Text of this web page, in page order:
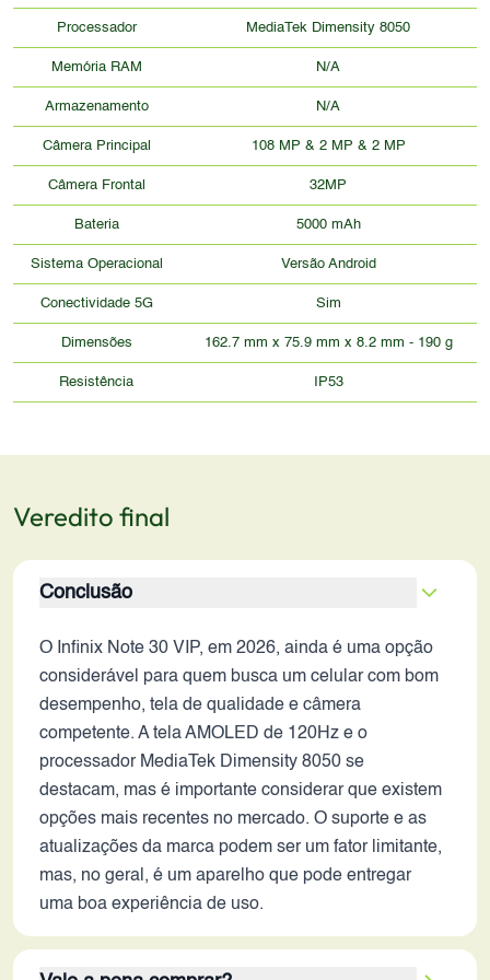
Processador MediaTek Dimensity 8050
Memória RAM N/A
Armazenamento N/A
Câmera Principal 108 MP & 2 MP & 2 MP
Câmera Frontal 32MP
Bateria 5000 mAh
Sistema Operacional Versão Android
Conectividade 5G Sim
Dimensões 162.7 mm x 75.9 mm x 8.2 mm - 190 g
Resistência IP53
Veredito final
Conclusão
O Infinix Note 30 VIP, em 2026, ainda é uma opção
considerável para quem busca um celular com bom
desempenho, tela de qualidade e câmera
competente. A tela AMOLED de 120Hz e o
processador MediaTek Dimensity 8050 se
destacam, mas é importante considerar que existem
opções mais recentes no mercado. O suporte e as
atualizações da marca podem ser um fator limitante,
mas, no geral, é um aparelho que pode entregar
uma boa experiência de uso.